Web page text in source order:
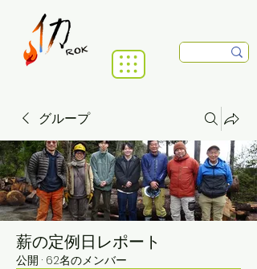
グループ
薪の定例日レポート
公開 · 62名のメンバー